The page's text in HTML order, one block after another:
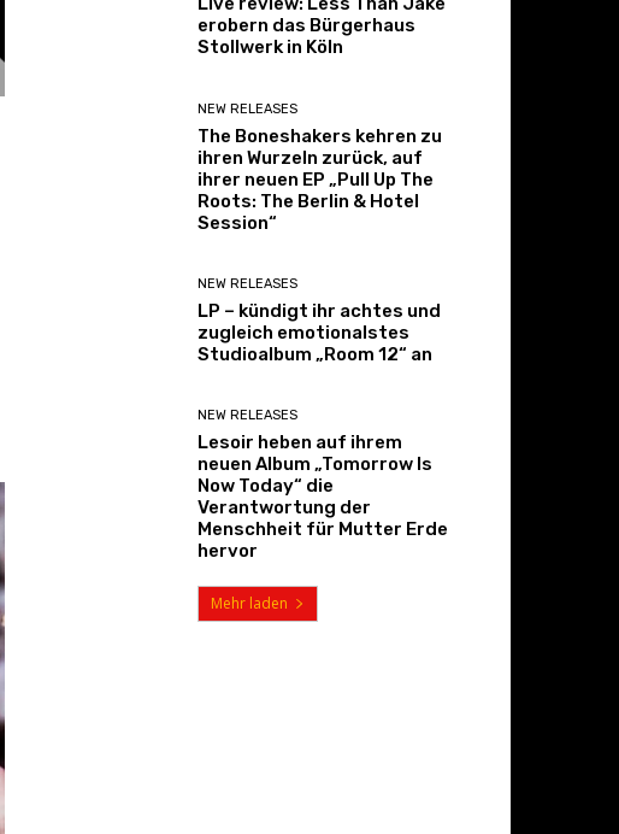
erobern das Bürgerhaus
Stollwerk in Köln
NEW RELEASES
The Boneshakers kehren zu
ihren Wurzeln zurück, auf
ihrer neuen EP „Pull Up The
Roots: The Berlin & Hotel
Session“
NEW RELEASES
LP – kündigt ihr achtes und
zugleich emotionalstes
Studioalbum „Room 12“ an
NEW RELEASES
Lesoir heben auf ihrem
neuen Album „Tomorrow Is
Now Today“ die
Verantwortung der
Menschheit für Mutter Erde
hervor
Mehr laden